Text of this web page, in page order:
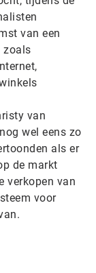
van een
zoals
van
wel eens zo
als er
de markt
verkopen van
voor